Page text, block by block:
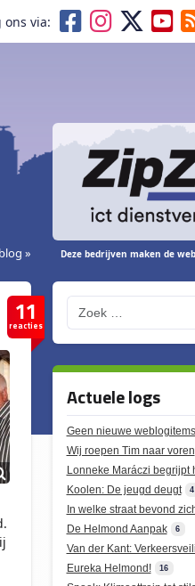
ons via:
» Deze bedrijven maken de
11
reacties
Actuele logs
Geen nieuwe
Wij roepen Tim naar voren
Lonneke Maráczi begrijpt
Koolen: De jeugd deugt 4
In welke straat bevond
De Helmond Aanpak 6
Van der Kant:
Eureka Helmond! 16